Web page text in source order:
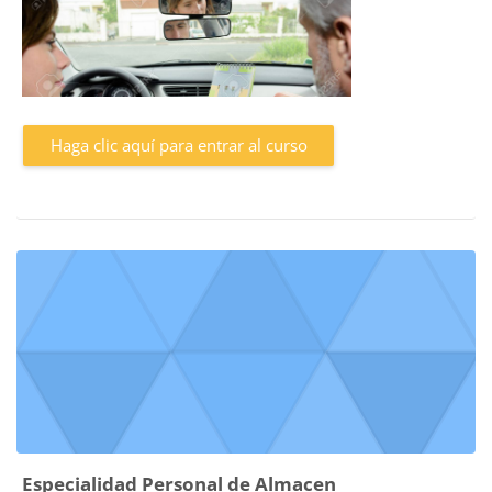
Haga clic aquí para entrar al curso
Especialidad Personal de Almacen